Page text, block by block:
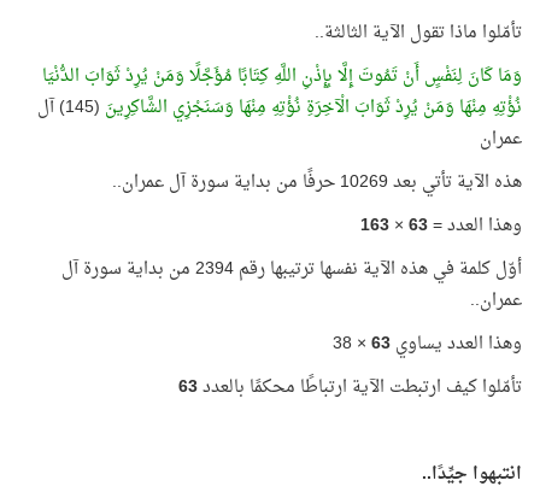
تأمّلوا ماذا تقول الآية الثالثة..
وَمَا كَانَ لِنَفْسٍ أَنْ تَمُوتَ إِلَّا بِإِذْنِ اللَّهِ كِتَابًا مُؤَجَّلًا وَمَنْ يُرِدْ ثَوَابَ الدُّنْيَا
نُؤْتِهِ مِنْهَا وَمَنْ يُرِدْ ثَوَابَ الْآخِرَةِ نُؤْتِهِ مِنْهَا وَسَنَجْزِي الشَّاكِرِينَ
(145) آل
عمران
هذه الآية تأتي بعد 10269 حرفًا من بداية سورة آل عمران..
وهذا العدد =63
×
163
أوّل كلمة في هذه الآية نفسها ترتيبها رقم 2394 من بداية سورة آل
عمران..
وهذا العدد يساوي63
× 38
تأمّلوا كيف ارتبطت الآية ارتباطًا محكمًا بالعدد63
انتبهوا جيِّدًا..